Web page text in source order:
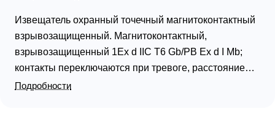
Извещатель охранный точечный магнитоконтактный
взрывозащищенный. Магнитоконтактный,
взрывозащищенный 1Ex d IIC T6 Gb/PB Ex d I Mb;
контакты переключаются при тревоге, расстояние
срабатывания контактов 100 мм; U-коммут.60 В, I-
Подробности